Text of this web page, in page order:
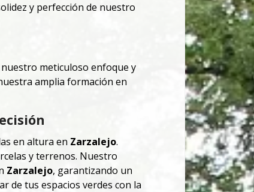
y perfección de nuestro
meticuloso enfoque y
amplia formación en
en altura en Zarzalejo.
y terrenos. Nuestro
Zarzalejo, garantizando un
de tus espacios verdes con la